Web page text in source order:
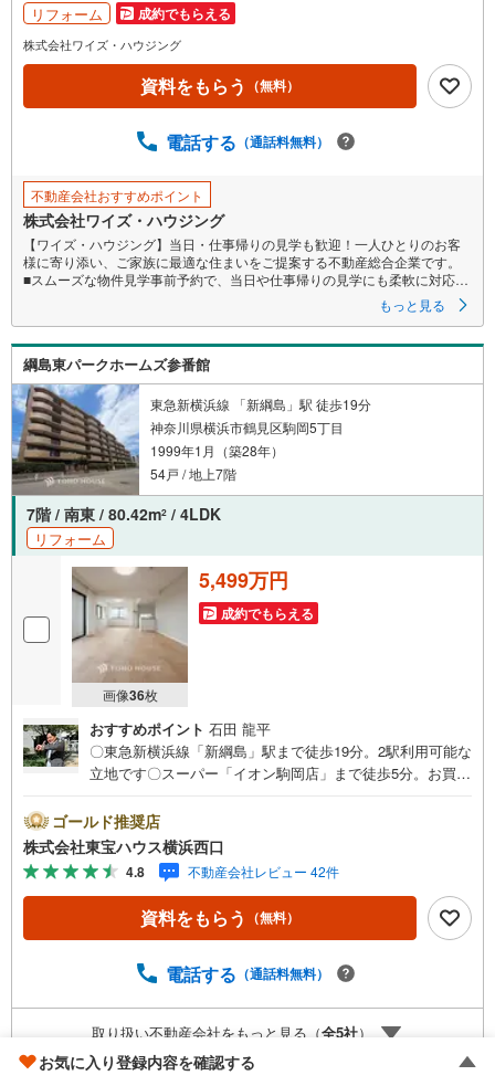
マ
イ
ペ
ジ
存
す
る
リフォーム 成約でもらえる
株式会社ワイズ・ハウジング
資料をもらう （無料）
電話する （通話料無料）
不動産会社おすすめポイント
株式会社ワイズ・ハウジング
【ワイズ・ハウジング】当日・仕事帰りの見学も歓迎！一人ひとりのお客
様に寄り添い、ご家族に最適な住まいをご提案する不動産総合企業です。
■スムーズな物件見学事前予約で、当日や仕事帰りの見学にも柔軟に対応い
たします。現地や店舗での待ち合わせ、最寄駅・周辺施設での合流、ご
※鍵の手配が必要な場合や、居住中の物件は即日対応が難しい場合もござい
ます 。お早めにお問い合わせください。
■ネット非公開情報もご紹介事前にご希望の「広さ・価格・エリア」や住み
替えのきっかけをお聞かせいただければ、ネット掲載不可の限定情報
や、新規公開予定の物件資料も併せてご用意いたします。
■安心の資金計画・売却サポート将来の金銭的な不安には、提携ファイナン
シャルプランナー（FP）がライフプランに合わせた資金計画をお答えし
ます 。また、購入だけでなく、将来の住み替えやご売却の相談まで長期的
にサポートいたします。
営業時間（9:00～18:00）はお電話が繋がりやすくなっております。人気物
件は早期終了の可能性があるため、お早めにお問い合わせください！
もっと見る
綱島東パークホームズ参番館
東急新横浜線 「新綱島」駅 徒歩19分
神奈川県横浜市鶴見区駒岡5丁目
1999年1月（築28年）
54戸 / 地上7階
7階 / 南東 / 80.42m2 / 4LDK
リフォーム
画像36枚
5,499万円
成約でもらえる
おすすめポイント 石田 龍平
〇東急新横浜線「新綱島」駅まで徒歩19分。2駅利用可能な
立地です〇スーパー「イオン駒岡店」まで徒歩5分。お買い
気持ちの良い風が通り抜けますーーーーYahoo！ 不動産キ
ャンペーン対象店舗ーーーー当店で物件を成約するとPayP
ayボーナスライトがもらえる「Yahoo！ 不動産 物件ご成約
キャンペーン」の対象になります。「資料をもらう」「見
学予約をする」ボタンからお問い合わせください。※必ずY
ahoo！ JAPAN IDでログインしてください。※PayPayボー
から60日です。ーーーーーーーーーーーーーーーーーーー
（変動金利）※上記金利は 2026年8月時点 のものであり、
実際の適用金利は融資実行時のものとなります。金利情勢
により表記の返済額と異なる場合があります。ーーーーー
ゴールド推奨店
株式会社東宝ハウス横浜西口
4.8 不動産会社レビュー 42件
資料をもらう （無料）
電話する （通話料無料）
取り扱い不動産会社をもっと見る（全5社）
お気に入り登録内容を確認する